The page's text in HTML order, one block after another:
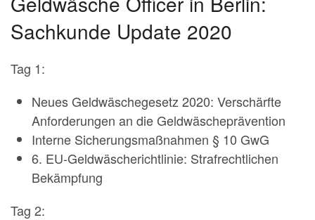
Sachkunde Update 2020
Tag 1:
Neues Geldwäschegesetz 2020: Verschärfte
Anforderungen an die Geldwäscheprävention
Interne Sicherungsmaßnahmen § 10 GwG
6. EU-Geldwäscherichtlinie: Strafrechtlichen
Bekämpfung
Tag 2: